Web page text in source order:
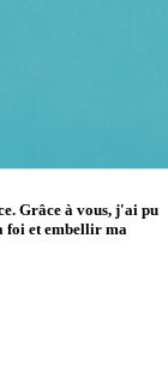
Grâce à vous, j'ai pu
foi et embellir ma